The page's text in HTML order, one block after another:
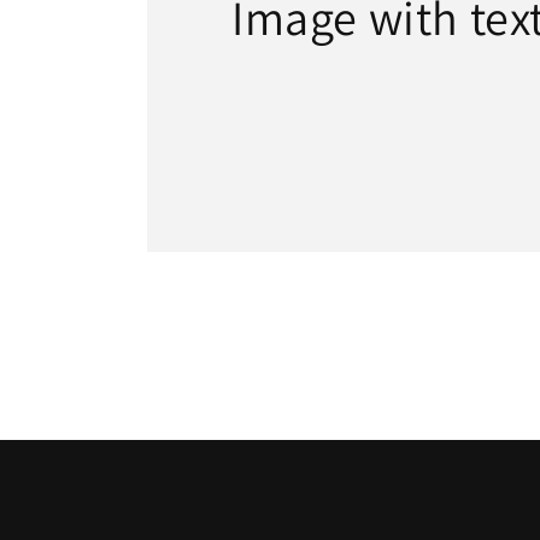
Image with